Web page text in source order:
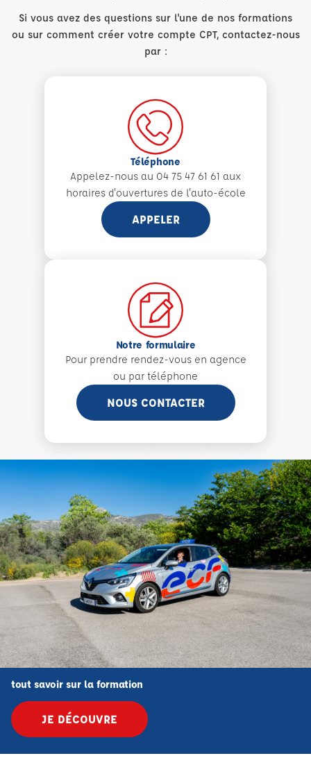
Si vous avez des questions sur l'une de nos formations
ou sur comment créer votre compte CPT, contactez-nous
par :
Téléphone
Appelez-nous au 04 75 47 61 61 aux
horaires d'ouvertures de l'auto-école
APPELER
Notre formulaire
Pour prendre rendez-vous en agence
ou par téléphone
NOUS CONTACTER
tout savoir sur la formation
JE DÉCOUVRE